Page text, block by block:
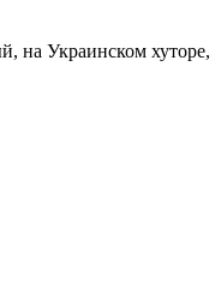
на Украинском хуторе,